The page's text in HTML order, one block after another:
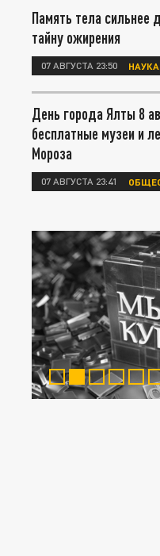
Память тела сильнее
тайну ожирения
07 АВГУСТА 23:50 НАУКА
День города Ялты 8
бесплатные музеи и
Мороза
07 АВГУСТА 23:41